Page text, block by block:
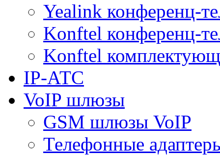
Yealink конференц-
Konftel конференц-
Konftel
IP-АТС
VoIP шлюзы
GSM шлюзы VoIP
Телефонные